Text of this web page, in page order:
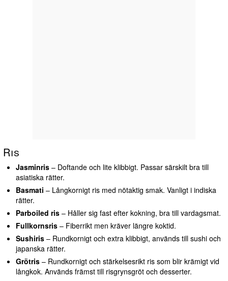
Ris
Jasminris – Doftande och lite klibbigt. Passar särskilt bra till
asiatiska rätter.
Basmati – Långkornigt ris med nötaktig smak. Vanligt i indiska
rätter.
Parboiled ris – Håller sig fast efter kokning, bra till vardagsmat.
Fullkornsris – Fiberrikt men kräver längre koktid.
Sushiris – Rundkornigt och extra klibbigt, används till sushi och
japanska rätter.
Grötris – Rundkornigt och stärkelsesrikt ris som blir krämigt vid
långkok. Används främst till risgrynsgröt och desserter.